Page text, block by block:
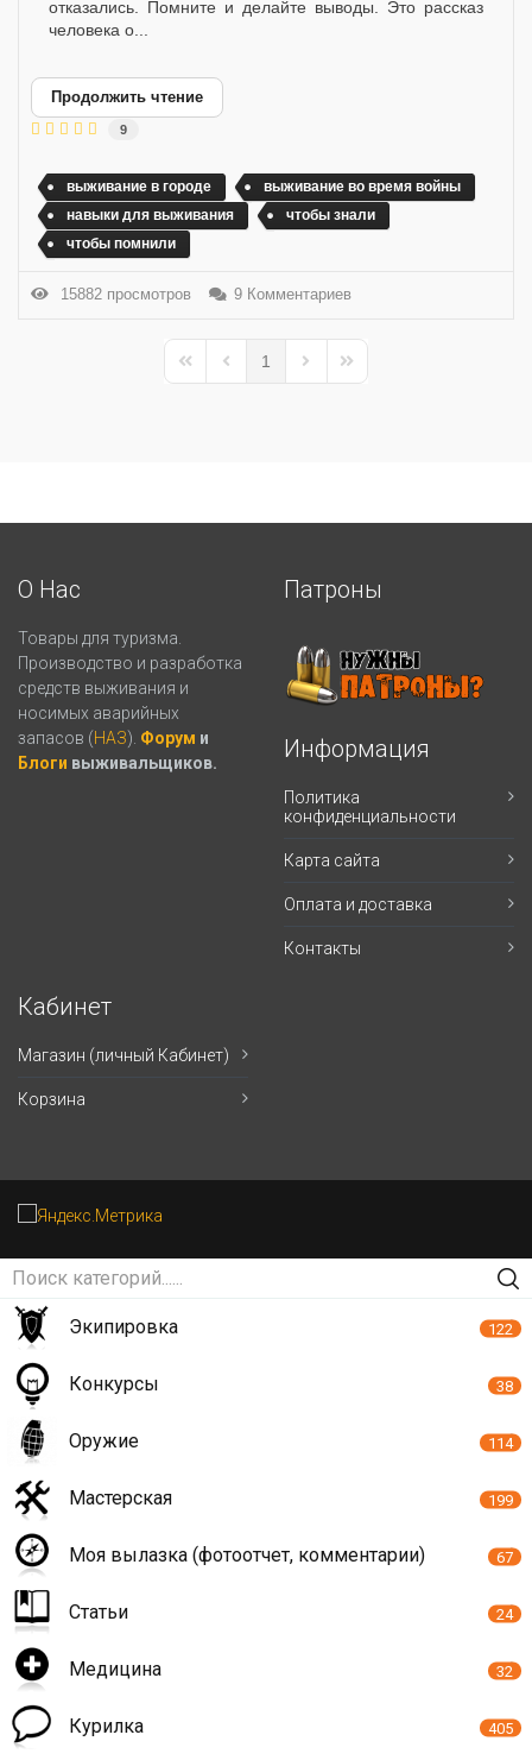
отказались. Помните и делайте выводы. Это рассказ
человека о...
Продолжить чтение
9
выживание в городе
выживание во время войны
навыки для выживания
чтобы знали
чтобы помнили
15882 просмотров 9 Комментариев
First PagePrevious Page
1
Next PageLast Page
О Нас
Товары для туризма.
Производство и разработка
средств выживания и
носимых аварийных
запасов (НАЗ). Форум и
Блоги выживальщиков.
Патроны
Информация
Политика
конфиденциальности
Карта сайта
Оплата и доставка
Контакты
Кабинет
Магазин (личный Кабинет)
Корзина
Экипировка 122
Конкурсы 38
Оружие 114
Мастерская 199
Моя вылазка (фотоотчет, комментарии) 67
Статьи 24
Медицина 32
Курилка 405